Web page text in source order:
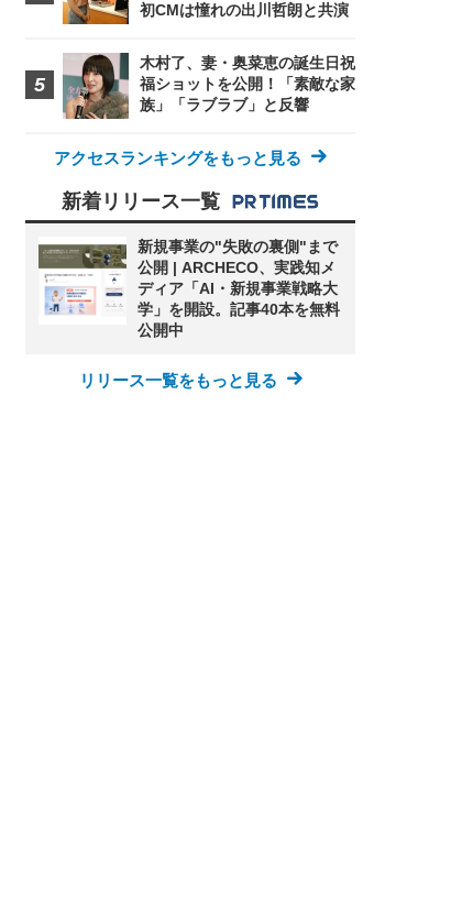
初CMは憧れの出川哲朗と共演
木村了、妻・奥菜恵の誕生日祝
福ショットを公開！「素敵な家
族」「ラブラブ」と反響
アクセスランキングをもっと見る
新着リリース一覧
新規事業の"失敗の裏側"まで
公開 | ARCHECO、実践知メ
ディア「AI・新規事業戦略大
学」を開設。記事40本を無料
公開中
リリース一覧をもっと見る